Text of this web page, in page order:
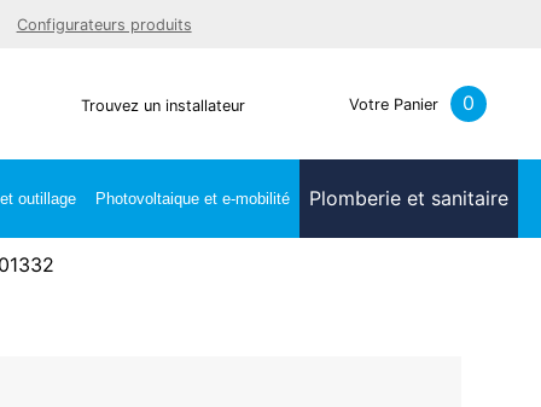
Configurateurs produits
Trouvez un installateur Votre Panier 0
outillage Photovoltaique et e-mobilité Plomberie et sanitaire